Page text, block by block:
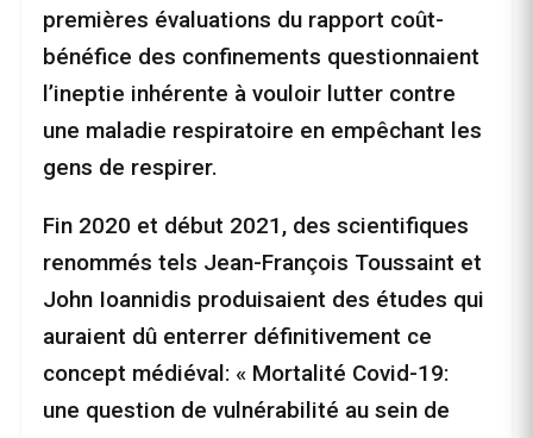
premières évaluations du rapport coût-
bénéfice des confinements questionnaient
l’ineptie inhérente à vouloir lutter contre
une maladie respiratoire en empêchant les
gens de respirer.
Fin 2020 et début 2021, des scientifiques
renommés tels Jean-François Toussaint et
John Ioannidis produisaient des études qui
auraient dû enterrer définitivement ce
concept médiéval: « Mortalité Covid-19:
une question de vulnérabilité au sein de